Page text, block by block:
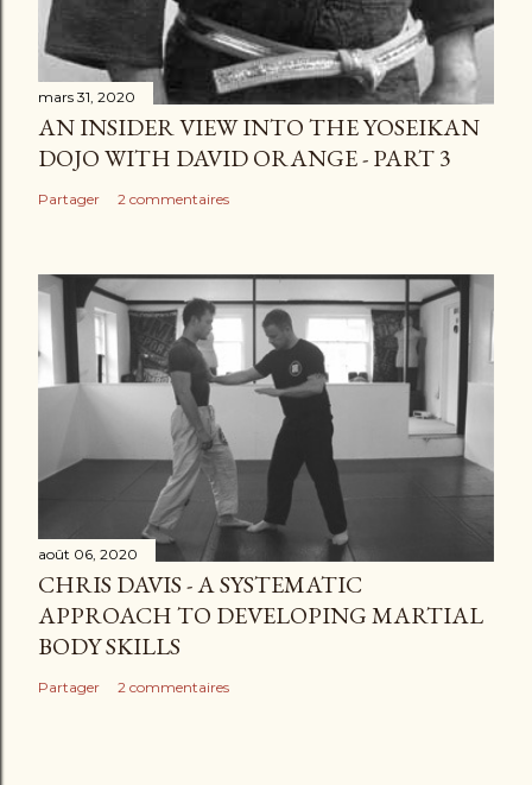
mars 31, 2020
AN INSIDER VIEW INTO THE YOSEIKAN
DOJO WITH DAVID ORANGE - PART 3
Partager 2 commentaires
août 06, 2020
CHRIS DAVIS - A SYSTEMATIC
APPROACH TO DEVELOPING MARTIAL
BODY SKILLS
Partager 2 commentaires